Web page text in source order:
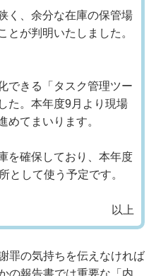
く、余分な在庫の保管場
とが判明いたしました。
できる「タスク管理ツー
た。本年度9月より現場
めてまいります。
を確保しており、本年度
として使う予定です。
以上
罪の気持ちを伝えなければ
の報告書では重要な「内